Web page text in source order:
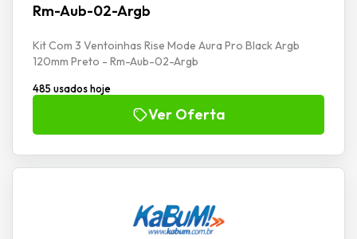
Rm-Aub-02-Argb
Kit Com 3 Ventoinhas Rise Mode Aura Pro Black Argb
120mm Preto - Rm-Aub-02-Argb
485 usados hoje
Ver Oferta